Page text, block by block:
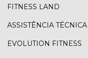
FITNESS LAND
ASSISTÊNCIA TÉCNICA
EVOLUTION FITNESS